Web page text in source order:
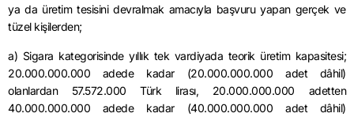
ya da üretim tesisini devralmak amacıyla başvuru yapan gerçek ve
tüzel kişilerden;
a) Sigara kategorisinde yıllık tek vardiyada teorik üretim kapasitesi;
20.000.000.000 adede kadar (20.000.000.000 adet dâhil)
olanlardan 57.572.000 Türk lirası, 20.000.000.000 adetten
40.000.000.000 adede kadar (40.000.000.000 adet dâhil)